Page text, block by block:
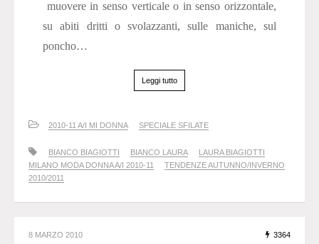
muovere in senso verticale o in senso orizzontale,
su abiti dritti o svolazzanti, sulle maniche, sul
poncho…
Leggi tutto
2010-11 A/I MI DONNA SPECIALE SFILATE
BIANCO BIAGIOTTI BIANCO LAURA
LAURA BIAGIOTTI
MILANO MODA DONNA A/I 2010-11
TENDENZE AUTUNNO/INVERNO
2010/2011
8 MARZO 2010 3364